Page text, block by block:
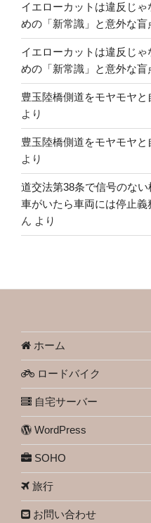
イエローカットは違反じ
めの「新常識」と意外な盲
イエローカットは違反じ
めの「新常識」と意外な盲
豊玉陸橋側道をモヤモヤと
より
豊玉陸橋側道をモヤモヤと
より
道交法第38条で信号のな
車がいたら車両には停止
ん より
ホーム
ロードバイク
自宅サーバー
WordPress
SOHO
旅行
お問い合わせ